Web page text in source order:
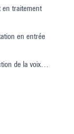
en traitement
en entrée
de la voix
le contenu